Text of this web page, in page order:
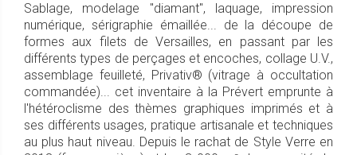
Sablage, modelage "diamant", laquage, impression
numérique, sérigraphie émaillée... de la découpe de
formes aux filets de Versailles, en passant par les
différents types de perçages et encoches, collage U.V.,
assemblage feuilleté, Privativ® (vitrage à occultation
commandée)... cet inventaire à la Prévert emprunte à
l'hétéroclisme des thèmes graphiques imprimés et à
ses différents usages, pratique artisanale et techniques
au plus haut niveau. Depuis le rachat de Style Verre en